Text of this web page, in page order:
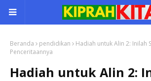
Beranda pendidikan
Hadiah untuk Alin 2: Inilah
Penceritaannya
Hadiah untuk Alin 2: